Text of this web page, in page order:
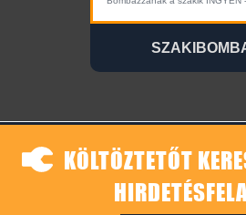
KÖLTÖZTETŐT